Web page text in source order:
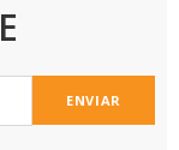
ENVIAR